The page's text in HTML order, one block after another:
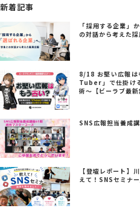
新着記事
「採用する企業」
の対話から考えた
8/18 お堅い広報は
Tuber」で仕掛け
術～【ビーラブ最新
SNS広報担当養成
【登壇レポート】
えて！SNSセミナ